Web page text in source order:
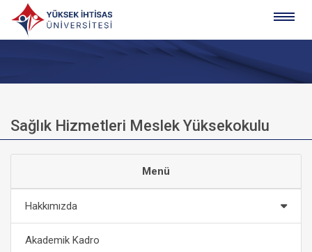
Sağlık Hizmetleri Meslek Yüksekokulu
Menü
Hakkımızda
Akademik Kadro